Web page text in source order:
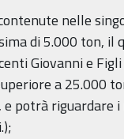
nelle
di 5.000 ton,
Giovanni e
a 25.000
potrà riguardare